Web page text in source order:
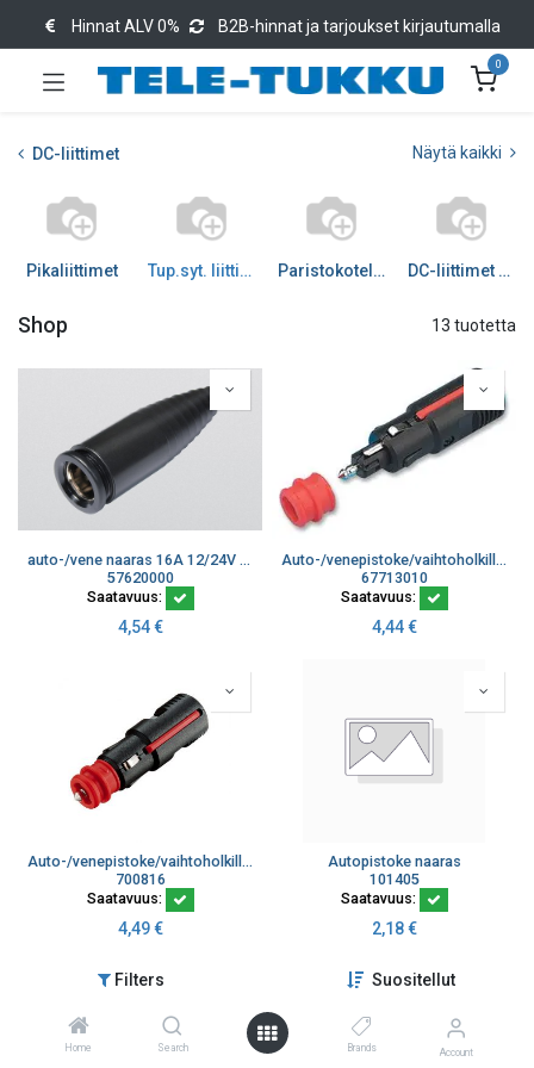
Filters Suositellut
Home Search Brands Account
Hinnat ALV 0% B2B-hinnat ja tarjoukset kirjautumalla
0
DC-liittimet Näytä kaikki
Pikaliittimet Tup.syt. liittimet Paristokotelot, -nepparit DC-liittimet DC
Shop 13 tuotetta
auto-/vene naaras 16A 12/24V 6,3 laattaliittimet
57620000
Saatavuus:
4,54€
Auto-/venepistoke/vaihtoholkilla 12/24V 16A ruuvitermin
67713010
Saatavuus:
4,44€
Auto-/venepistoke/vaihtoholkilla 12/24V 8A ruuvitermin 2,5mm²
700816
Saatavuus:
4,49€
Autopistoke naaras
101405
Saatavuus:
2,18€